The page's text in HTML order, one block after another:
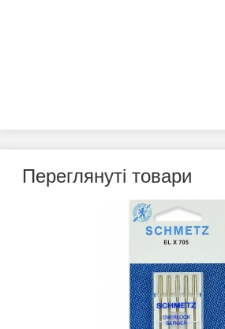
Переглянуті товари